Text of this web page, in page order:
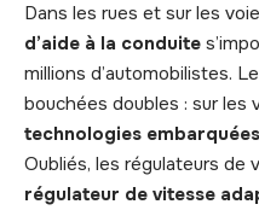
Dans les rues et sur les
d’aide à la conduite
millions d’automobilistes.
bouchées doubles : sur les
technologies embarquées
Oubliés, les régulateurs de
régulateur de vitesse